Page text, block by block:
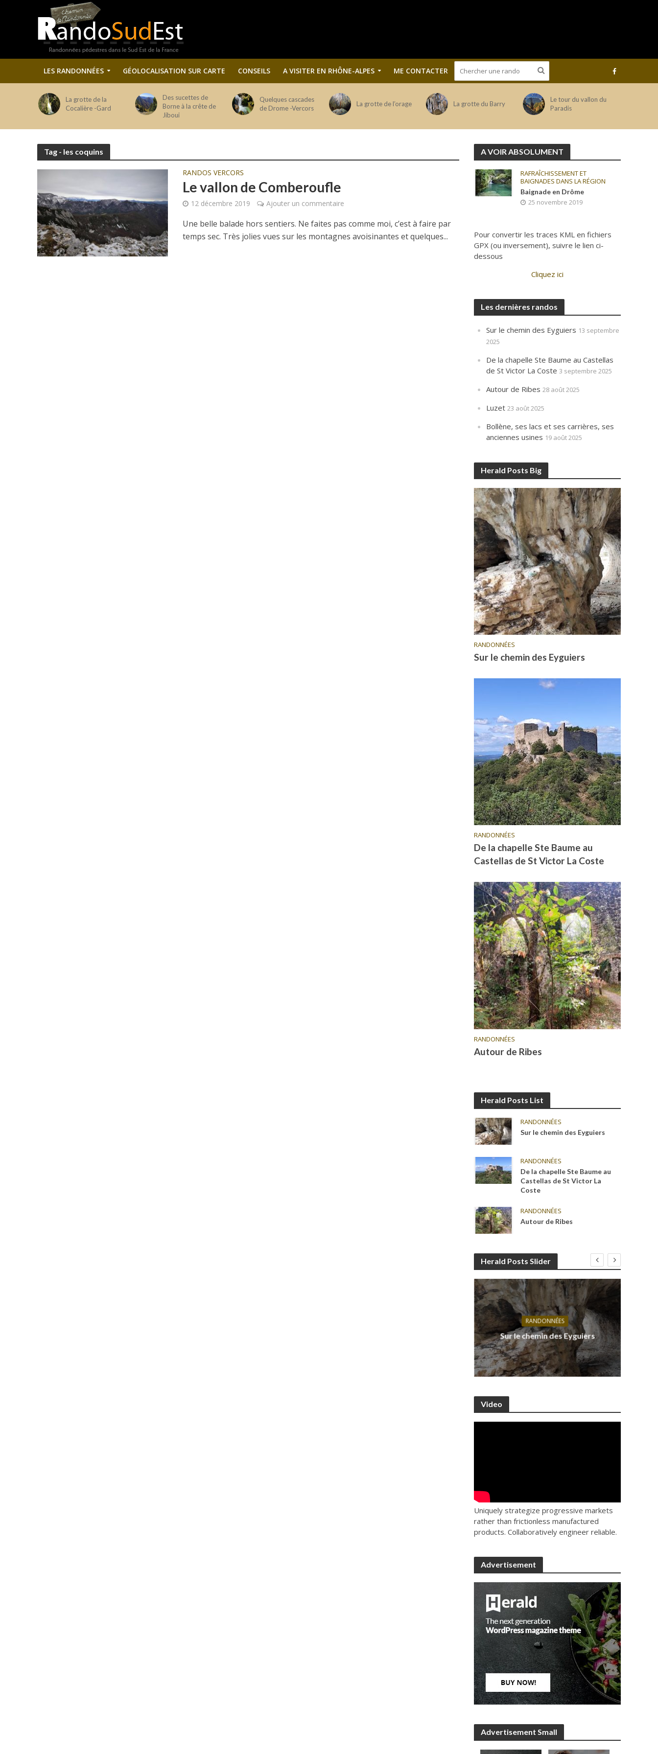
LES RANDONNÉES GÉOLOCALISATION SUR CARTE CONSEILS A VISITER EN RHÔNE-ALPES ME CONTACTER
La grotte de la
Cocalière -Gard
Des sucettes de
Borne à la crête de
Jiboui
Quelques cascades
de Drome -Vercors
La grotte de l’orage La grotte du Barry
Le tour du vallon du
Paradis
Tag - les coquins
RANDOS VERCORS
Le vallon de Comberoufle
12 décembre 2019 Ajouter un commentaire
Une belle balade hors sentiers. Ne faites pas comme moi, c’est à faire par
temps sec. Très jolies vues sur les montagnes avoisinantes et quelques...
A VOIR ABSOLUMENT
RAFRAÎCHISSEMENT ET
BAIGNADES DANS LA RÉGION
Baignade en Drôme
25 novembre 2019
Pour convertir les traces KML en fichiers
GPX (ou inversement), suivre le lien ci-
dessous
Cliquez ici
Les dernières randos
Sur le chemin des Eyguiers 13 septembre
2025
De la chapelle Ste Baume au Castellas
de St Victor La Coste 3 septembre 2025
Autour de Ribes 28 août 2025
Luzet 23 août 2025
Bollène, ses lacs et ses carrières, ses
anciennes usines 19 août 2025
Herald Posts Big
RANDONNÉES
Sur le chemin des Eyguiers
RANDONNÉES
De la chapelle Ste Baume au
Castellas de St Victor La Coste
RANDONNÉES
Autour de Ribes
Herald Posts List
RANDONNÉES
Sur le chemin des Eyguiers
RANDONNÉES
De la chapelle Ste Baume au
Castellas de St Victor La
Coste
RANDONNÉES
Autour de Ribes
Herald Posts Slider
RANDONNÉES
Sur le chemin des Eyguiers
Video
Uniquely strategize progressive markets
rather than frictionless manufactured
products. Collaboratively engineer reliable.
Advertisement
Advertisement Small